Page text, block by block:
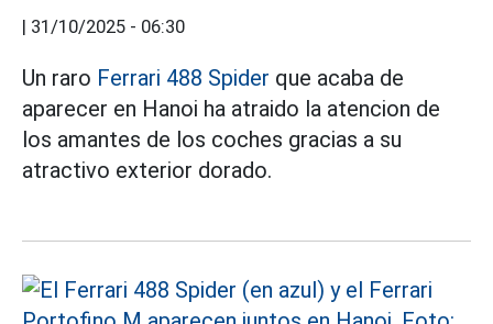
| 31/10/2025 - 06:30
Un raro Ferrari 488 Spider que acaba de
aparecer en Hanoi ha atraido la atencion de
los amantes de los coches gracias a su
atractivo exterior dorado.